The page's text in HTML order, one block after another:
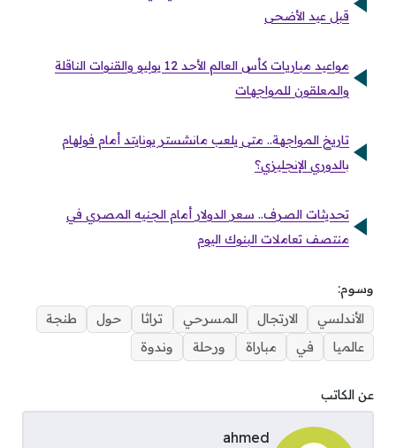
قبل عيد الأضحى
مواعيد مباريات كأس العالم الأحد 12 يوليو والقنوات الناقلة
والمعلقون للمواجهات
تاريخ المواجهة.. متى يلعب مانشستر يونايتد أمام فولهام
بالدوري الإنجليزي؟
تحديثات الصرف.. سعر الدولار أمام الجنيه المصري في
منتصف تعاملات البنوك اليوم
وسوم:
الأندلسي
الارتجال المسرحي تراثا حول
طنجة
عالميا
في مباراة ورحلة وندوة
عن الكاتب
ahmed